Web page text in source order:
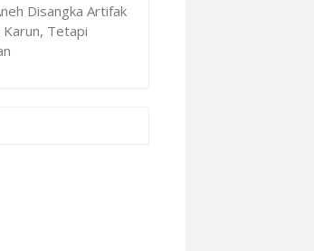
Disangka Artifak
Tetapi